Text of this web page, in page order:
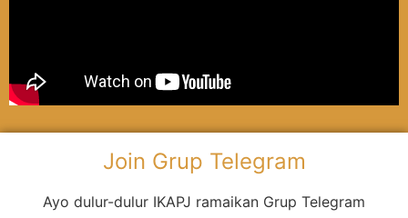
Join Grup Telegram
Ayo dulur-dulur IKAPJ ramaikan Grup Telegram